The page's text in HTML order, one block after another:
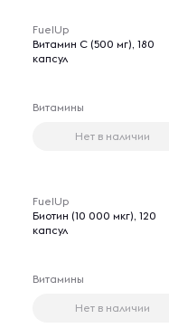
FuelUp
Витамин C (500 мг), 180
капсул
Витамины
Нет в наличии
FuelUp
Биотин (10 000 мкг), 120
капсул
Витамины
Нет в наличии